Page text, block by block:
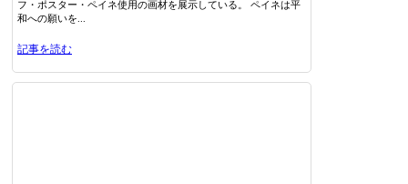
フ・ポスター・ペイネ使用の画材を展示している。 ペイネは平
和への願いを...
記事を読む